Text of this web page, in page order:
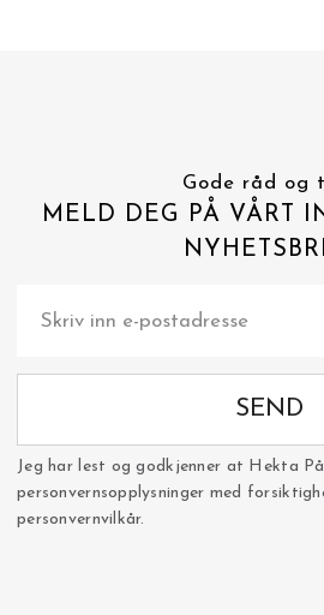
Gode råd og
MELD DEG PÅ VÅRT
SEND
Jeg har lest og godkjenner at Hekta
personvernsopplysninger med
personvernvilkår.